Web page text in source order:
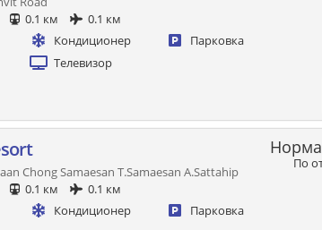
0.1 км
0.1 км
Кондиционер
Парковка
Телевизор
Chong Samaesan T.Samaesan A.Sattahip
0.1 км
0.1 км
Кондиционер
Парковка
По